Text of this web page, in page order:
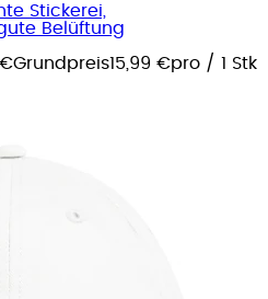
Stickerei,
Belüftung
€Grundpreis15,99 €pro / 1 Stk